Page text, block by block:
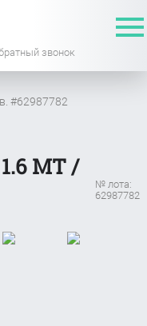
звонок
#62987782
MT /
№ лота:
62987782